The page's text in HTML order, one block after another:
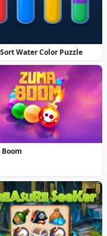
Water Color Puzzle